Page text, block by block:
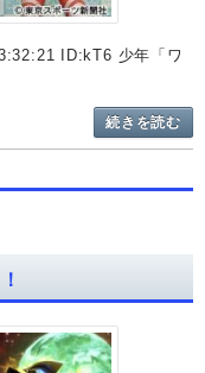
ID:kT6 少年「ワ
続きを読む